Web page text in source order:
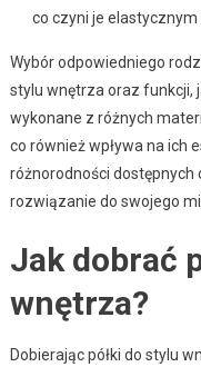
co czyni je
Wybór odpowiedniego
stylu wnętrza oraz funkcji,
wykonane z różnych
co również wpływa na ich
różnorodności dostępnych
rozwiązanie do swojego
Jak dobrać
wnętrza?
Dobierając półki do stylu